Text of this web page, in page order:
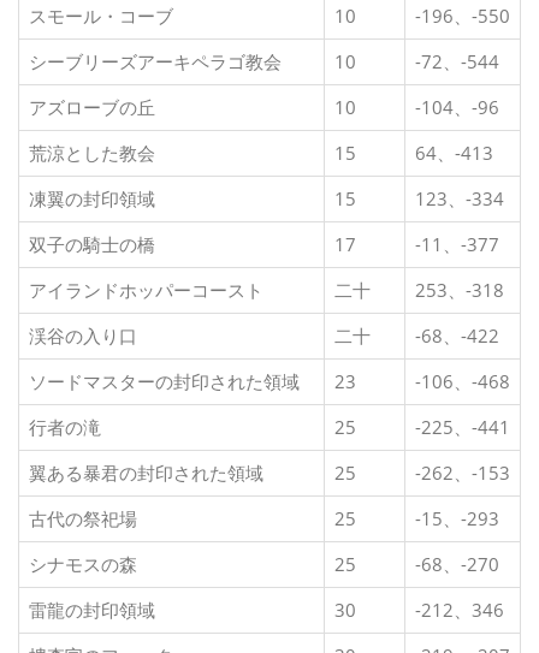
スモール・コーブ
10
-196、-550
シーブリーズアーキペラゴ教会
10
-72、-544
アズローブの丘
10
-104、-96
荒涼とした教会
15
64、-413
凍翼の封印領域
15
123、-334
双子の騎士の橋
17
-11、-377
アイランドホッパーコースト
二十
253、-318
渓谷の入り口
二十
-68、-422
ソードマスターの封印された領域
23
-106、-468
行者の滝
25
-225、-441
翼ある暴君の封印された領域
25
-262、-153
古代の祭祀場
25
-15、-293
シナモスの森
25
-68、-270
雷龍の封印領域
30
-212、346